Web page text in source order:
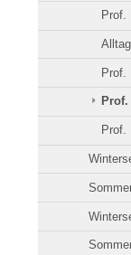
Prof.
Prof.
Prof.
Prof.